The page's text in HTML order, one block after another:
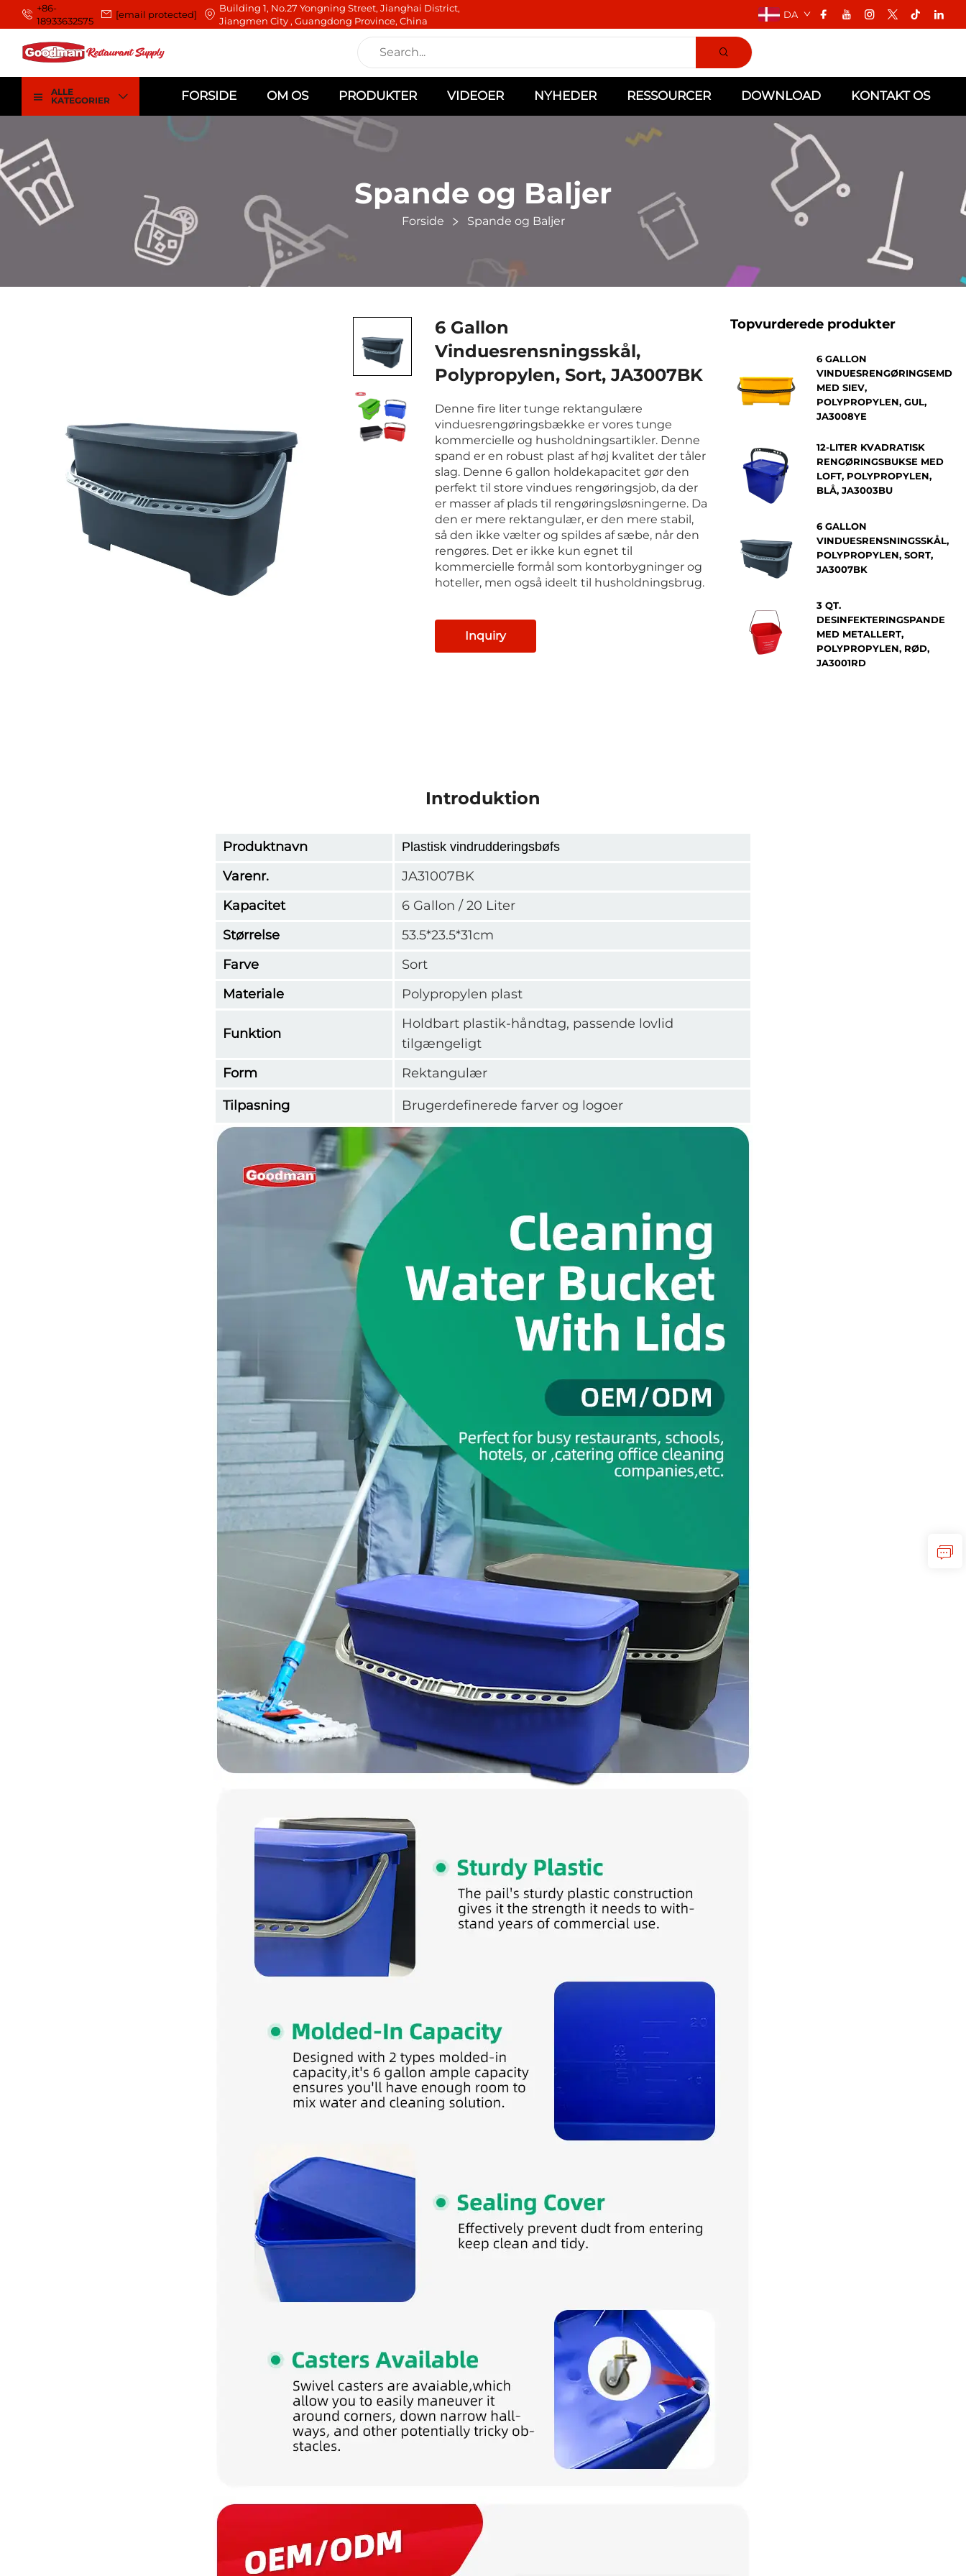
+86-
18933632575
[email protected]
Building 1, No.27 Yongning Street, Jianghai District,
Jiangmen City , Guangdong Province, China
DA
ALLE
KATEGORIER
FORSIDE OM OS PRODUKTER VIDEOER NYHEDER RESSOURCER DOWNLOAD KONTAKT OS
Spande og Baljer
Forside Spande og Baljer
6 Gallon
Vinduesrensningsskål,
Polypropylen, Sort, JA3007BK
Denne fire liter tunge rektangulære
vinduesrengøringsbække er vores tunge
kommercielle og husholdningsartikler. Denne
spand er en robust plast af høj kvalitet der tåler
slag. Denne 6 gallon holdekapacitet gør den
perfekt til store vindues rengøringsjob, da der
er masser af plads til rengøringsløsningerne. Da
den er mere rektangulær, er den mere stabil,
så den ikke vælter og spildes af sæbe, når den
rengøres. Det er ikke kun egnet til
kommercielle formål som kontorbygninger og
hoteller, men også ideelt til husholdningsbrug.
Inquiry
Topvurderede produkter
6 GALLON
VINDUESRENGØRINGSEMD
MED SIEV,
POLYPROPYLEN, GUL,
JA3008YE
12-LITER KVADRATISK
RENGØRINGSBUKSE MED
LOFT, POLYPROPYLEN,
BLÅ, JA3003BU
6 GALLON
VINDUESRENSNINGSSKÅL,
POLYPROPYLEN, SORT,
JA3007BK
3 QT.
DESINFEKTERINGSPANDE
MED METALLERT,
POLYPROPYLEN, RØD,
JA3001RD
Introduktion
Produktnavn Plastisk vindrudderingsbøfs
Varenr.
JA31007BK
Kapacitet
6 Gallon / 20 Liter
Størrelse
53.5*23.5*31cm
Farve
Sort
Materiale
Polypropylen plast
Funktion
Holdbart plastik-håndtag, passende lovlid
tilgængeligt
Form
Rektangulær
Tilpasning Brugerdefinerede farver og logoer